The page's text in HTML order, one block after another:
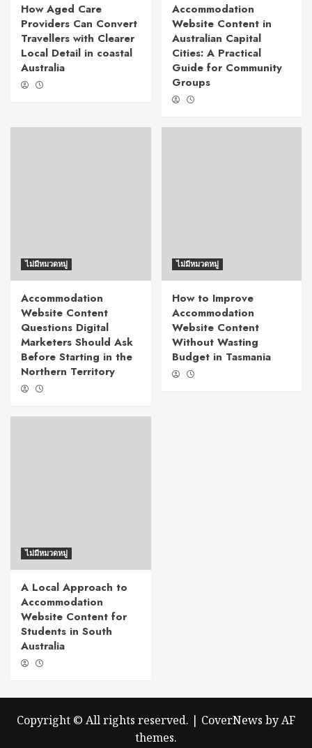
How Aged Care
Providers Can Convert
Travellers with Clearer
Local Detail in coastal
Australia
Accommodation
Website Content in
Australian Capital
Cities: A Practical
Guide for Community
Groups
ไม่มีหมวดหมู่
Accommodation
Website Content
Questions Digital
Marketers Should Ask
Before Starting in the
Northern Territory
ไม่มีหมวดหมู่
How to Improve
Accommodation
Website Content
Without Wasting
Budget in Tasmania
ไม่มีหมวดหมู่
A Local Approach to
Accommodation
Website Content for
Students in South
Australia
Copyright © All rights reserved. | CoverNews by AF
themes.